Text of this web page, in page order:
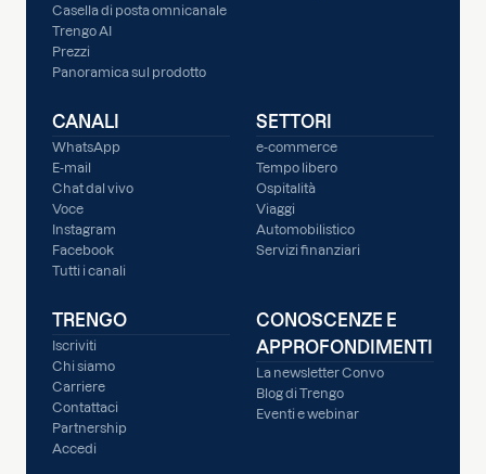
Casella di posta omnicanale
Trengo AI
Prezzi
Panoramica sul prodotto
CANALI
WhatsApp
E-mail
Chat dal vivo
Voce
Instagram
Facebook
Tutti i canali
SETTORI
e-commerce
Tempo libero
Ospitalità
Viaggi
Automobilistico
Servizi finanziari
TRENGO
Iscriviti
Chi siamo
Carriere
Contattaci
Partnership
Accedi
CONOSCENZE E
APPROFONDIMENTI
La newsletter Convo
Blog di Trengo
Eventi e webinar